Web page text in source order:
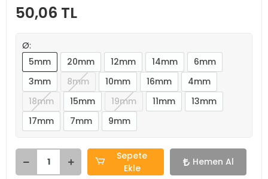
50,06 TL
Ø:
5mm
20mm 12mm 14mm
6mm
3mm
8mm 10mm 16mm
4mm
18mm
15mm 19mm 11mm
13mm
17mm
7mm 9mm
Sepete
Ekle
Hemen Al